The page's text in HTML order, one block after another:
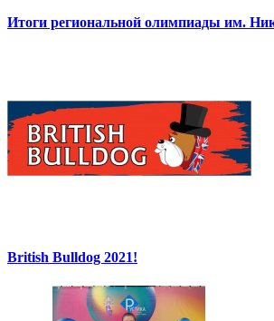
Итоги региональной олимпиады им.
British Bulldog 2021!